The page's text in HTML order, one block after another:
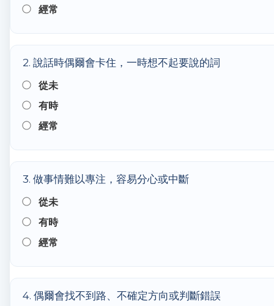
經常
2. 說話時偶爾會卡住，一時想不起要說的詞
從未
有時
經常
3. 做事情難以專注，容易分心或中斷
從未
有時
經常
4. 偶爾會找不到路、不確定方向或判斷錯誤